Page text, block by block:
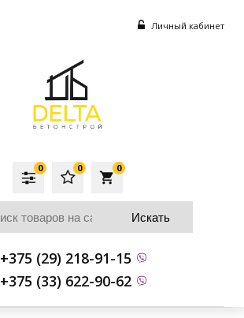
Личный кабинет
local_grocery_store
0
0
0
+375 (29) 218-91-15
+375 (33) 622-90-62